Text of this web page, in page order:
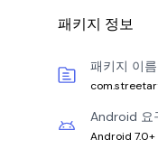
패키지 정보
패키지 이름
Android 요
Android 7.0+